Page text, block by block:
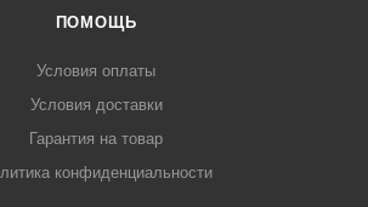
ПОМОЩЬ
Условия оплаты
Условия доставки
Гарантия на товар
конфиденциальности